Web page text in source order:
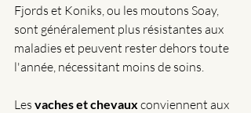
Fjords et Koniks, ou les moutons Soay,
sont généralement plus résistantes aux
maladies et peuvent rester dehors toute
l'année, nécessitant moins de soins.
Les vaches et chevaux conviennent aux